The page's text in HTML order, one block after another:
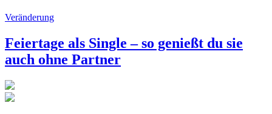
Veränderung
Feiertage als Single – so genießt du sie
auch ohne Partner